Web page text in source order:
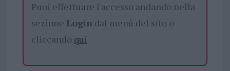
Puoi effettuare l'accesso andando nella
sezione Logindal menù del sito o
cliccando qui